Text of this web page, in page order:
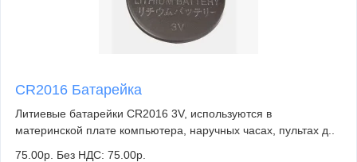
CR2016 Батарейка
Литиевые батарейки CR2016 3V, используются в
материнской плате компьютера, наручных часах, пультах д..
75.00р. Без НДС: 75.00р.